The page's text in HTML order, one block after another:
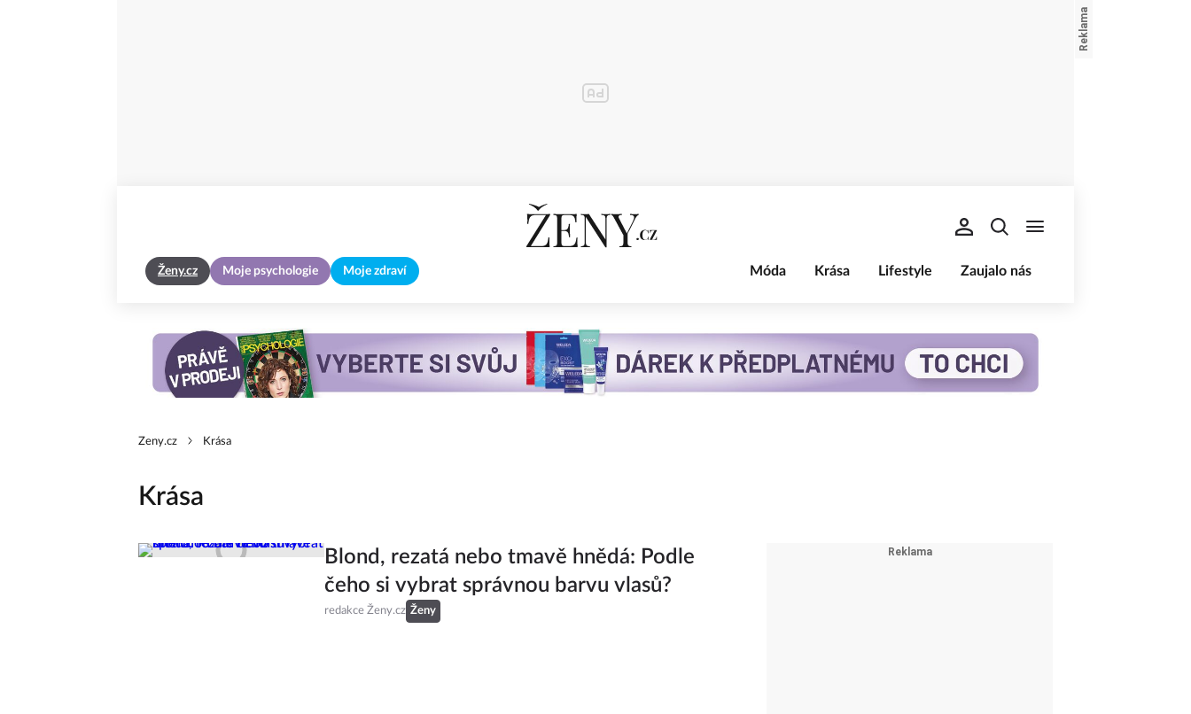
Ženy.cz Moje psychologie Moje zdraví Móda Krása Lifestyle Zaujalo nás
Zeny.cz Krása
Krása
Blond, rezatá nebo tmavě hnědá: Podle
čeho si vybrat správnou barvu vlasů?
redakce Ženy.cz Ženy